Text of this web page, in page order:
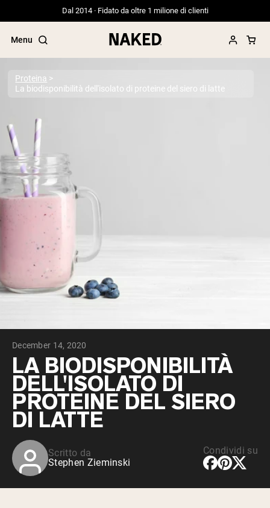
Dal 2014 · Fidato da oltre 1 milione di clienti
Menu
Termini di ricerca popolari
”Protein Powder“
”Overnight Oats“
”Vegan protein“
”Collagen“
”Micellar Casein“
PROTEIN POWDERS
Proteine del Siero di Latte da
Allevamento al Pascolo
Whey al cioccolato da latte di mucche
alimentate a erba
Whey di erba alimentata alla vaniglia
Shop All Protein Powders
VEGAN PROTEINBest Seller
Proteina di piselli
Shop All Vegan Protein
Proteina
La biodisponibilità dell'isolato di proteine del siero di latte
December 14, 2020
LA BIODISPONIBILITÀ
DELL'ISOLATO DI
PROTEINE DEL SIERO
DI LATTE
Scritto da
Stephen Zieminski
Condividi su